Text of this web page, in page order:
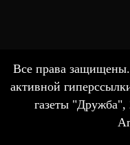
Все права
активной
газеты "Дружба",